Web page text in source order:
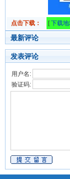
点击下载： [下载地
最新评论
发表评论
用户名:
验证码: